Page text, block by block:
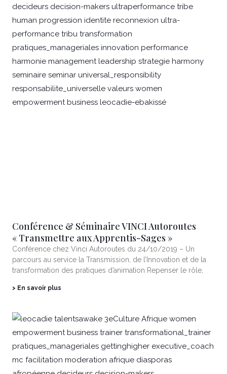
Conférence & Séminaire VINCI Autoroutes
« Transmettre aux Apprentis-Sages »
Conférence chez Vinci Autoroutes du 24/10/2019 – Un
parcours au service la Transmission, de l’Innovation et de la
transformation des pratiques d’animation Repenser le rôle,
> En savoir plus